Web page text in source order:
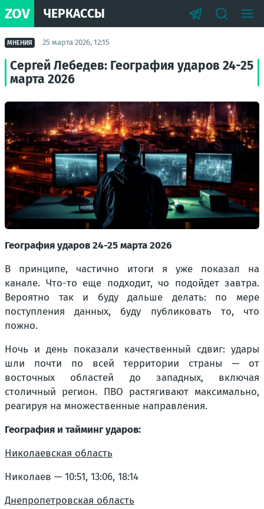
ZOV ЧЕРКАССЫ
МНЕНИЯ 25 марта 2026, 12:15
Сергей Лебедев: География ударов 24-25
марта 2026
География ударов 24-25 марта 2026
В принципе, частично итоги я уже показал на
канале. Что-то еще подходит, чо подойдет завтра.
Вероятно так и буду дальше делать: по мере
поступления данных, буду публиковать то, что
пожно.
Ночь и день показали качественный сдвиг: удары
шли почти по всей территории страны — от
восточных областей до западных, включая
столичный регион. ПВО растягивают максимально,
реагируя на множественные направления.
География и тайминг ударов:
Николаевская область
Николаев — 10:51, 13:06, 18:14
Днепропетровская область